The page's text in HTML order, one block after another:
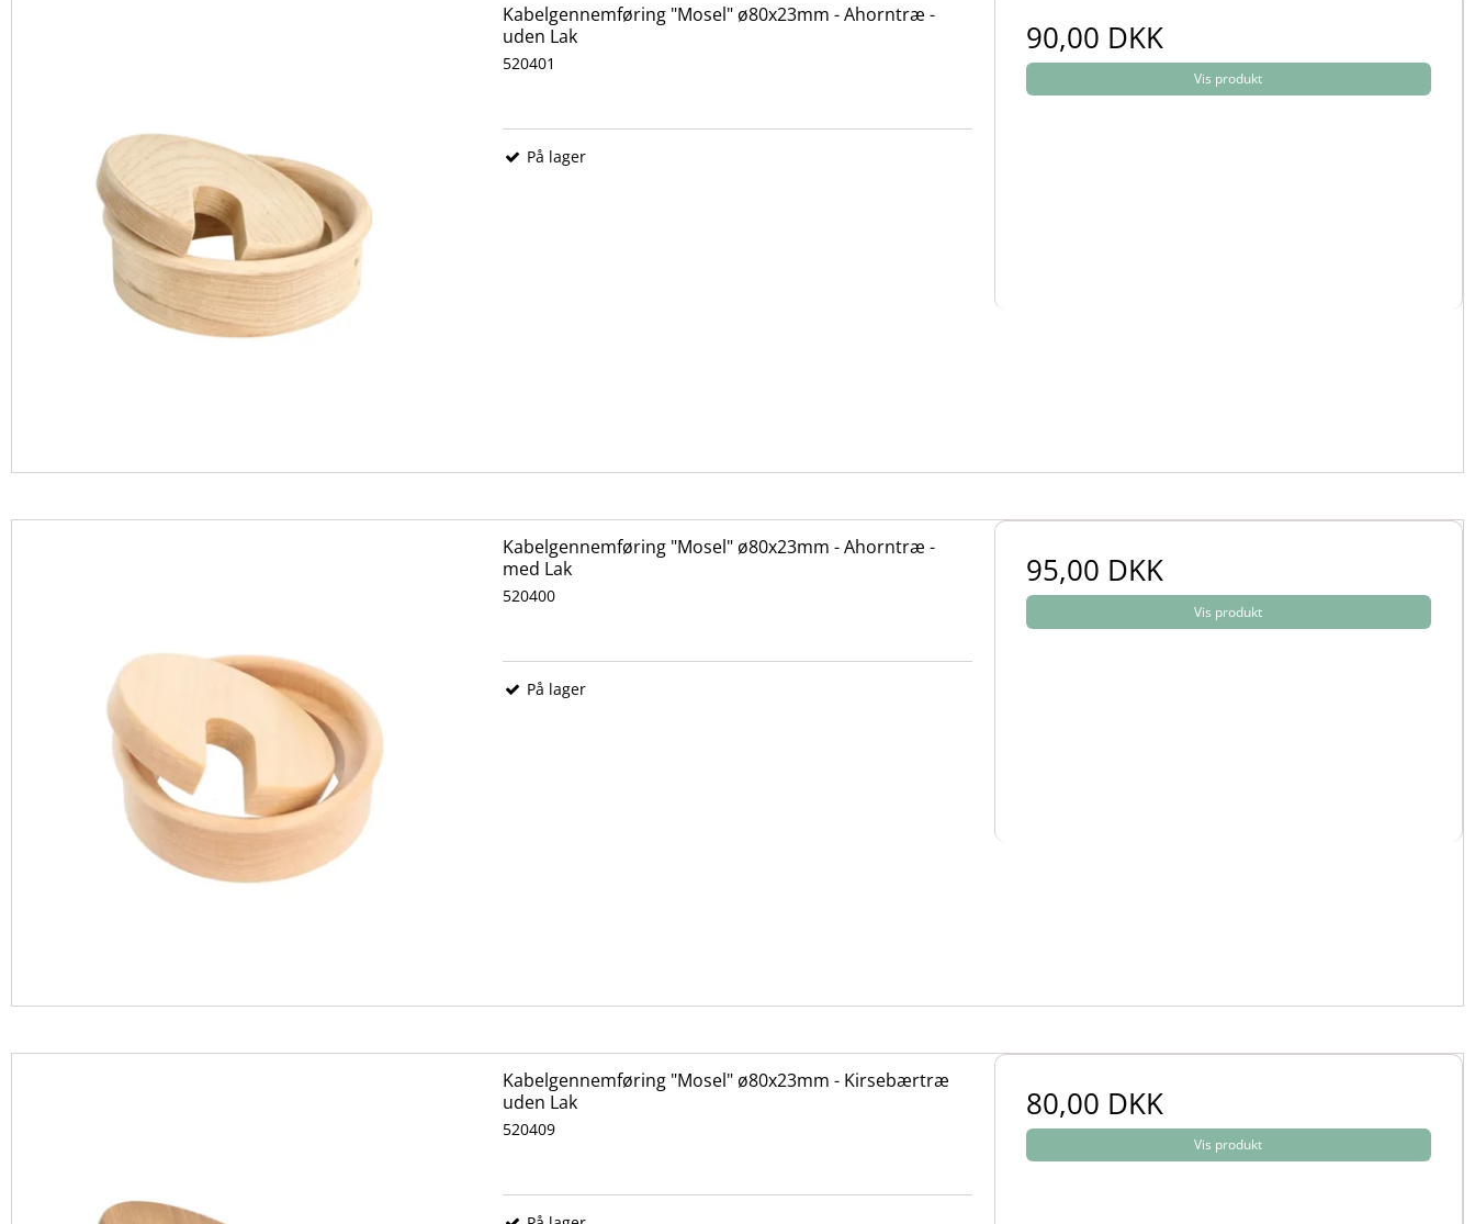
Kabelgennemføring "Mosel" ø80x23mm - Ahorntræ -
uden Lak
520401
På lager
90,00 DKK
Vis produkt
Kabelgennemføring "Mosel" ø80x23mm - Ahorntræ -
med Lak
520400
På lager
95,00 DKK
Vis produkt
Kabelgennemføring "Mosel" ø80x23mm - Kirsebærtræ
uden Lak
520409
80,00 DKK
Vis produkt